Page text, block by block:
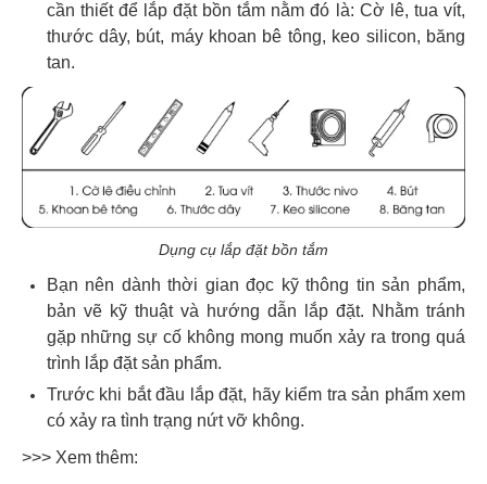
cần thiết để lắp đặt bồn tắm nằm đó là: Cờ lê, tua vít,
thước dây, bút, máy khoan bê tông, keo silicon, băng
tan.
Dụng cụ lắp đặt bồn tắm
Bạn nên dành thời gian đọc kỹ thông tin sản phẩm,
bản vẽ kỹ thuật và hướng dẫn lắp đặt. Nhằm tránh
gặp những sự cố không mong muốn xảy ra trong quá
trình lắp đặt sản phẩm.
Trước khi bắt đầu lắp đặt, hãy kiểm tra sản phẩm xem
có xảy ra tình trạng nứt vỡ không.
>>> Xem thêm: